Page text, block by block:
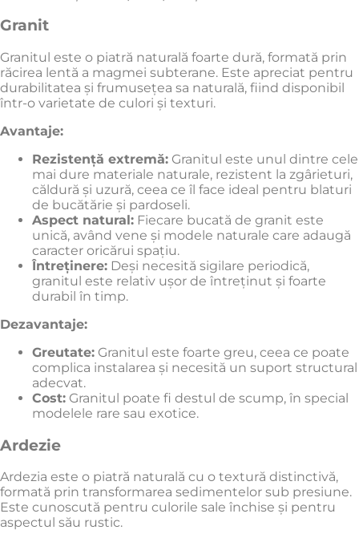
Granit
Granitul este o piatră naturală foarte dură, formată prin
răcirea lentă a magmei subterane. Este apreciat pentru
durabilitatea și frumusețea sa naturală, fiind disponibil
într-o varietate de culori și texturi.
Avantaje:
Rezistență extremă: Granitul este unul dintre cele
mai dure materiale naturale, rezistent la zgârieturi,
căldură și uzură, ceea ce îl face ideal pentru blaturi
de bucătărie și pardoseli.
Aspect natural: Fiecare bucată de granit este
unică, având vene și modele naturale care adaugă
caracter oricărui spațiu.
Întreținere: Deși necesită sigilare periodică,
granitul este relativ ușor de întreținut și foarte
durabil în timp.
Dezavantaje:
Greutate: Granitul este foarte greu, ceea ce poate
complica instalarea și necesită un suport structural
adecvat.
Cost: Granitul poate fi destul de scump, în special
modelele rare sau exotice.
Ardezie
Ardezia este o piatră naturală cu o textură distinctivă,
formată prin transformarea sedimentelor sub presiune.
Este cunoscută pentru culorile sale închise și pentru
aspectul său rustic.